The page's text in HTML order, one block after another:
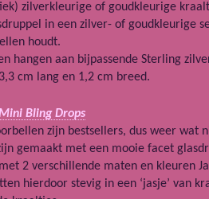
zilverkleurige of goudkleurige
in een zilver- of goudkleurige
houdt.
hangen aan bijpassende Sterling
cm lang en 1,2 cm breed.
Bling Drops
zijn bestsellers, dus weer wat
gemaakt met een mooie facet
2 verschillende maten en kleuren
hierdoor stevig in een ‘jasje’ van